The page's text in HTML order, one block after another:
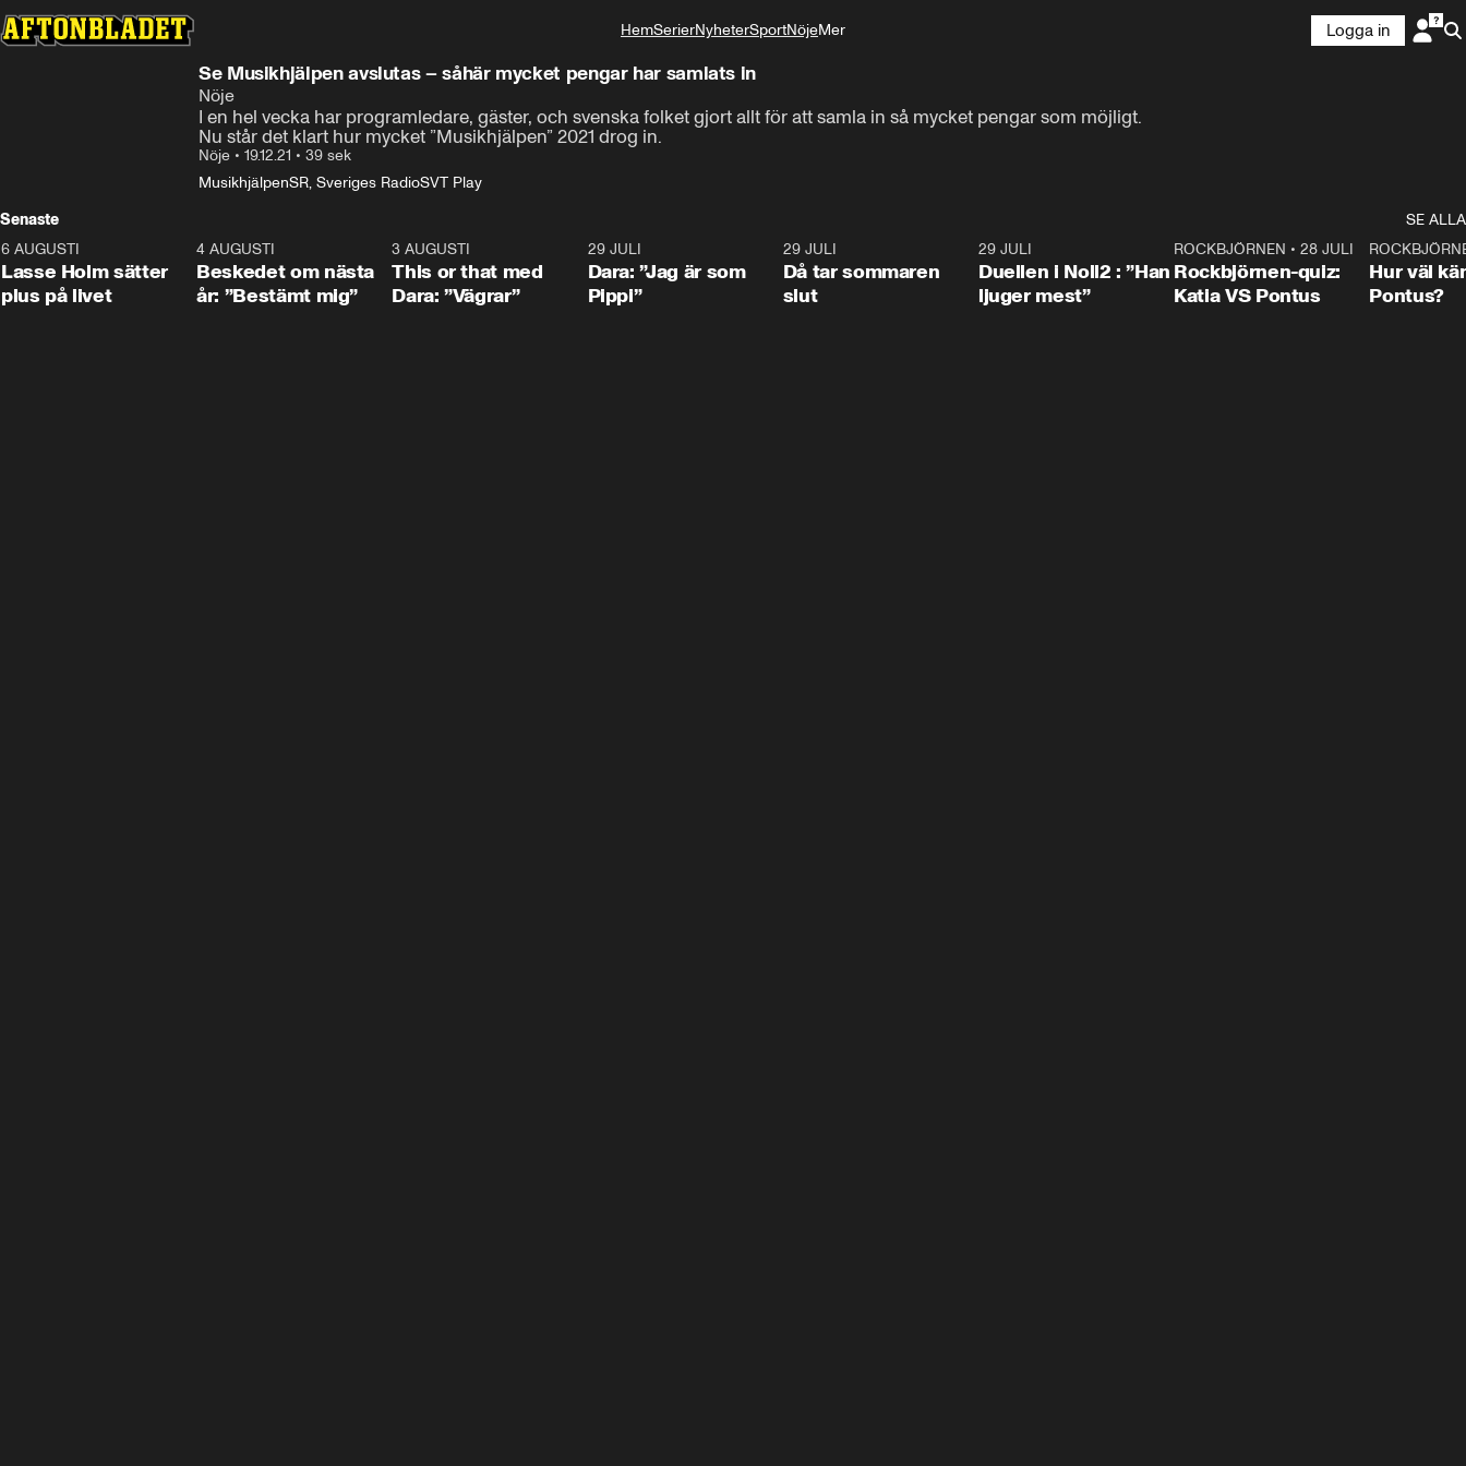
HemSerierNyheterSportNöjeMer
Logga in
Se Musikhjälpen avslutas – såhär mycket pengar har samlats in
Nöje
I en hel vecka har programledare, gäster, och svenska folket gjort allt för att samla in så mycket pengar som möjligt.
Nu står det klart hur mycket ”Musikhjälpen” 2021 drog in.
Nöje • 19.12.21 • 39 sek
MusikhjälpenSR, Sveriges RadioSVT Play
Senaste
SE ALLA
1:04
6 AUGUSTI
Lasse Holm sätter
plus på livet
0:24
4 AUGUSTI
Beskedet om nästa
år: ”Bestämt mig”
3 AUGUSTI
This or that med
Dara: ”Vägrar”
29 JULI
Dara: ”Jag är som
Pippi”
29 JULI
Då tar sommaren
slut
29 JULI
Duellen i Noll2 : ”Han
ljuger mest”
0:15
ROCKBJÖRNEN •28 JULI
Rockbjörnen-quiz:
Katia VS Pontus
Hur väl
Pontus?